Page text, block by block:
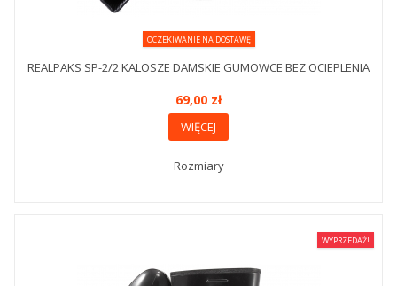
OCZEKIWANIE NA DOSTAWĘ
REALPAKS SP-2/2 KALOSZE DAMSKIE GUMOWCE BEZ OCIEPLENIA
69,00 zł
WIĘCEJ
Rozmiary
WYPRZEDAŻ!